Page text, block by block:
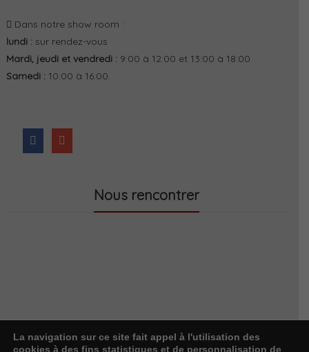
Dans notre show room :
lundi : sur rendez-vous
Mardi, jeudi et vendredi : 9:00 à 12:00 et 13:00 à 18:00
Samedi : 10:00 à 16:00.
Nous rencontrer
La navigation sur ce site fait appel à l'utilisation des
cookies à des fins statistiques et de personnalisation de